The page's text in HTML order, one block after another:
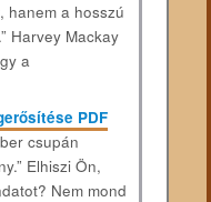
hanem a hosszú
Harvey Mackay
a
PDF
csupán
Elhiszi Ön,
Nem mond